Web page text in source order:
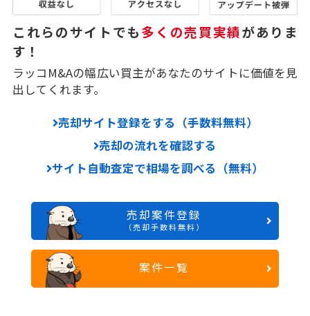
これらのサイトでも多くの売買実績がありま
す！
ラッコM&Aの幅広い買主があなたのサイトに価値を見
出してくれます。
売却サイト登録をする（手数料無料）
売却の流れを確認する
サイト自動査定で相場を調べる（無料）
売却案件登録
（売却手数料無料）
案件一覧